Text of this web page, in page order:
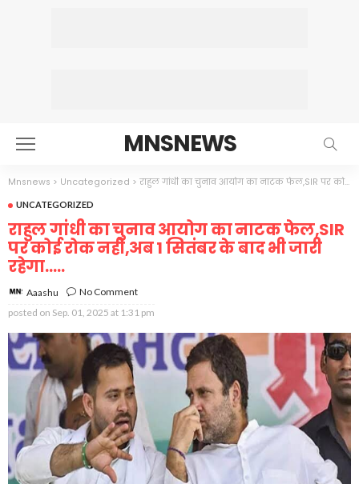
MNSNEWS
Mnsnews > Uncategorized > राहुल गांधी का चुनाव आयोग का नाटक फेल,SIR पर कोई रोक नही,अब 1 सितंबर के बाद भी जारी रहेगा…..
UNCATEGORIZED
राहुल गांधी का चुनाव आयोग का नाटक फेल,SIR
पर कोई रोक नही,अब 1 सितंबर के बाद भी जारी
रहेगा…..
Aaashu
No Comment
posted on Sep. 01, 2025 at 1:31 pm